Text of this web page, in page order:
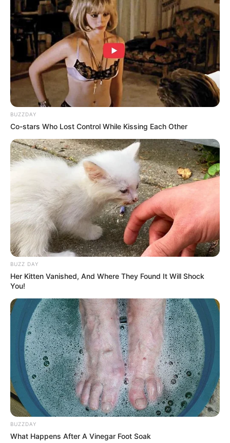
(foto: instagram/shivanitomar9)
3. Dengan gaya casual juga gak kalah menarik
(foto: instagram/shivanitomar9)
4. Menghabiskan waktu dengan membaca di pesawat
BUZZDAY
Co-stars Who Lost Control While Kissing Each Other
BUZZ DAY
Her Kitten Vanished, And Where They Found It Will Shock
You!
BUZZDAY
What Happens After A Vinegar Foot Soak